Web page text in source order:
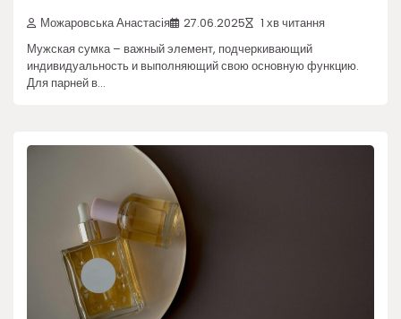
Можаровська Анастасія 27.06.2025 1 хв читання
Мужская сумка – важный элемент, подчеркивающий
индивидуальность и выполняющий свою основную функцию.
Для парней в…